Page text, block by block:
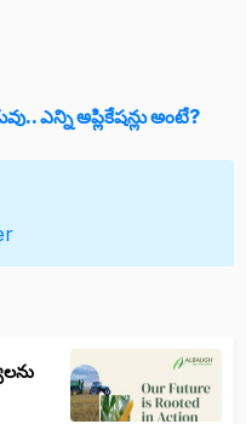
ఎన్ని అప్లికేషన్లు అంటే?